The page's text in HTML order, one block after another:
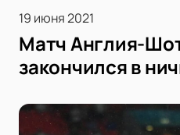
19 июня 2021
Матч Англия-
закончился в